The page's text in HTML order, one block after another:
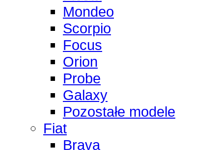
Mondeo
Scorpio
Focus
Orion
Probe
Galaxy
Pozostałe modele
Fiat
Brava